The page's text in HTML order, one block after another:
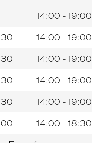
14:00 - 19:00
14:00 - 19:00
14:00 - 19:00
14:00 - 19:00
14:00 - 19:00
14:00 - 18:30